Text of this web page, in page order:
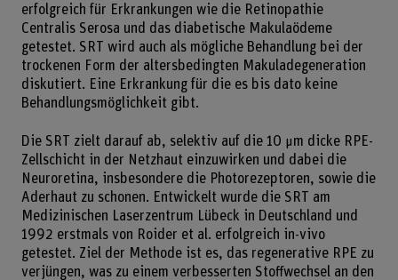
erfolgreich für Erkrankungen wie die Retinopathie
Centralis Serosa und das diabetische Makulaödeme
getestet. SRT wird auch als mögliche Behandlung bei der
trockenen Form der altersbedingten Makuladegeneration
diskutiert. Eine Erkrankung für die es bis dato keine
Behandlungsmöglichkeit gibt.
Die SRT zielt darauf ab, selektiv auf die 10 μm dicke RPE-
Zellschicht in der Netzhaut einzuwirken und dabei die
Neuroretina, insbesondere die Photorezeptoren, sowie die
Aderhaut zu schonen. Entwickelt wurde die SRT am
Medizinischen Laserzentrum Lübeck in Deutschland und
1992 erstmals von Roider et al. erfolgreich in-vivo
getestet. Ziel der Methode ist es, das regenerative RPE zu
verjüngen, was zu einem verbesserten Stoffwechsel an den